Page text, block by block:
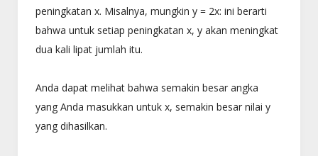
peningkatan x. Misalnya, mungkin y = 2x: ini berarti
bahwa untuk setiap peningkatan x, y akan meningkat
dua kali lipat jumlah itu.
Anda dapat melihat bahwa semakin besar angka
yang Anda masukkan untuk x, semakin besar nilai y
yang dihasilkan.